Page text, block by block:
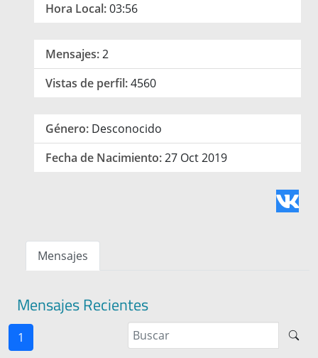
Hora Local:03:56
Mensajes:2
Vistas de perfil:4560
Género: Desconocido
Fecha de Nacimiento:27 Oct 2019
Mensajes
Mensajes Recientes
1